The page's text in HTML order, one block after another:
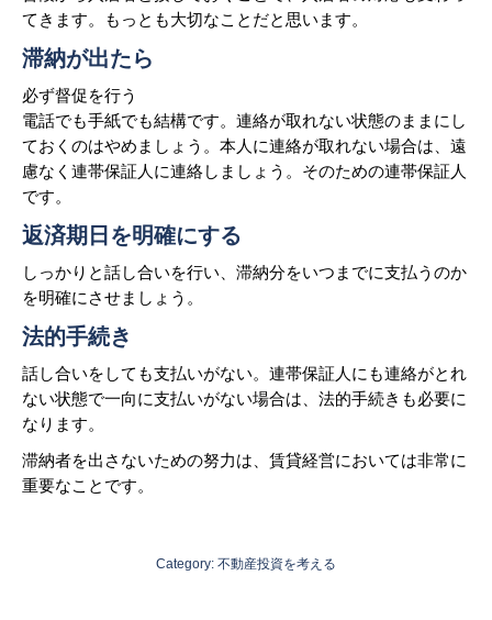
てきます。もっとも大切なことだと思います。
滞納が出たら
必ず督促を行う
電話でも手紙でも結構です。連絡が取れない状態のままにし
ておくのはやめましょう。本人に連絡が取れない場合は、遠
慮なく連帯保証人に連絡しましょう。そのための連帯保証人
です。
返済期日を明確にする
しっかりと話し合いを行い、滞納分をいつまでに支払うのか
を明確にさせましょう。
法的手続き
話し合いをしても支払いがない。連帯保証人にも連絡がとれ
ない状態で一向に支払いがない場合は、法的手続きも必要に
なります。
滞納者を出さないための努力は、賃貸経営においては非常に
重要なことです。
Category: 不動産投資を考える